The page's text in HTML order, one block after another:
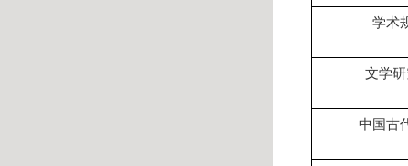
学术
文学
中国古